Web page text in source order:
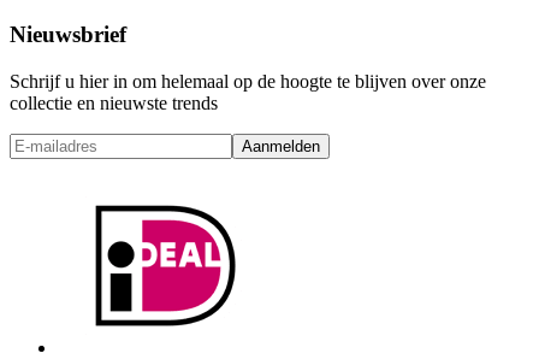
Nieuwsbrief
Schrijf u hier in om helemaal op de hoogte te blijven over onze
collectie en nieuwste trends
Aanmelden